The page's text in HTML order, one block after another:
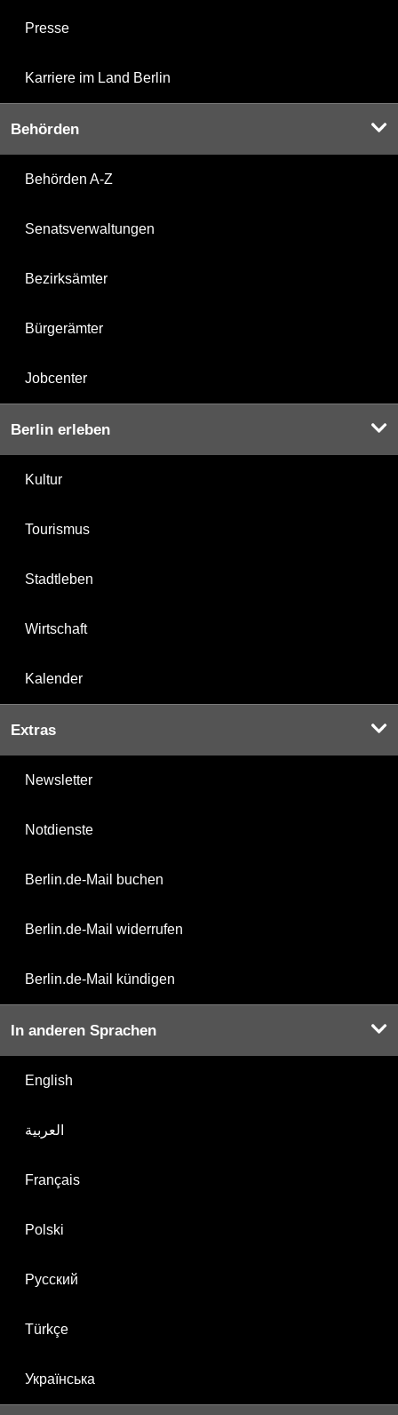
Presse
Karriere im Land Berlin
Behörden
Behörden A-Z
Senatsverwaltungen
Bezirksämter
Bürgerämter
Jobcenter
Berlin erleben
Kultur
Tourismus
Stadtleben
Wirtschaft
Kalender
Extras
Newsletter
Notdienste
Berlin.de-Mail buchen
Berlin.de-Mail widerrufen
Berlin.de-Mail kündigen
In anderen Sprachen
English
العربية
Français
Polski
Русский
Türkçe
Українська